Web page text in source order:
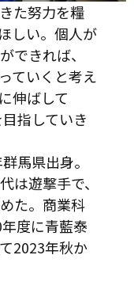
た努力を糧
しい。個人が
できれば、
ていくと考え
伸ばして
指していき
馬県出身。
遊撃手で、
た。商業科
度に青藍泰
2023年秋か